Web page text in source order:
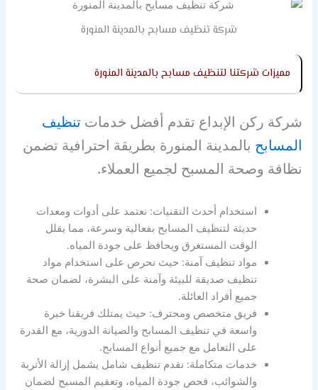
شركة تنظيف مسابح بالمدينة المنورة
مميزات شركتنا لتنظيف مسابح بالمدينة المنورة
شركة ركن الإبداع تقدم أفضل خدمات تنظيف
المسابح بالمدينة المنورة بطريقة احترافية تضمن
نظافة وصحة المسبح لجميع العملاء.
استخدام أحدث التقنيات: نعتمد على أدوات ومعدات
حديثة لتنظيف المسابح بفعالية وسرعة، مما يقلل
الوقت المستغرق ويحافظ على جودة المياه.
مواد تنظيف آمنة: حيث نحرص على استخدام مواد
تنظيف صديقة للبيئة وآمنة على البشرة، لضمان صحة
جميع أفراد العائلة.
فريق متخصص ومحترف: حيث يمتلك فريقنا خبرة
واسعة في تنظيف المسابح والصيانة الدورية، مع القدرة
على التعامل مع جميع أنواع المسابح.
خدمات متكاملة: نقدم تنظيف شامل يشمل إزالة الأتربة
والشوائب، فحص جودة المياه، وتعقيم المسبح لضمان